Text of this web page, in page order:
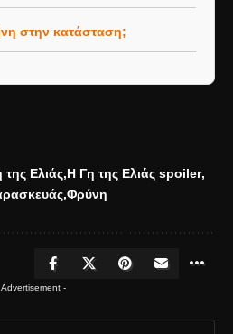
στην κατάσταση;
της Ελιάς Η Γη της Ελιάς spoiler
Φρύνη
Advertisement -